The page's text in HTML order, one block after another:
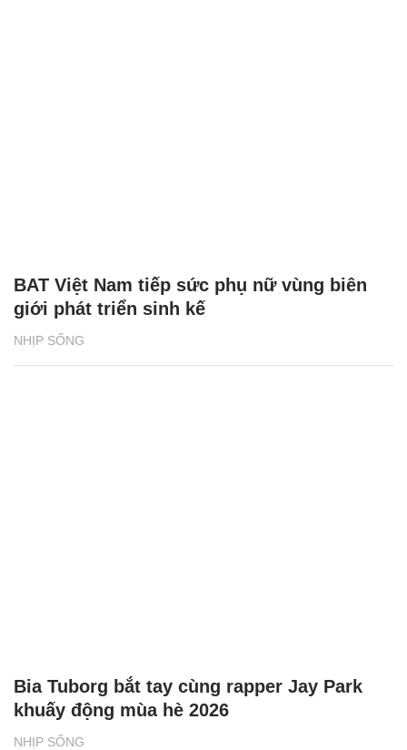
NHỊP SỐNG
BAT Việt Nam tiếp sức phụ nữ vùng biên
giới phát triển sinh kế
NHỊP SỐNG
Bia Tuborg bắt tay cùng rapper Jay Park
khuấy động mùa hè 2026